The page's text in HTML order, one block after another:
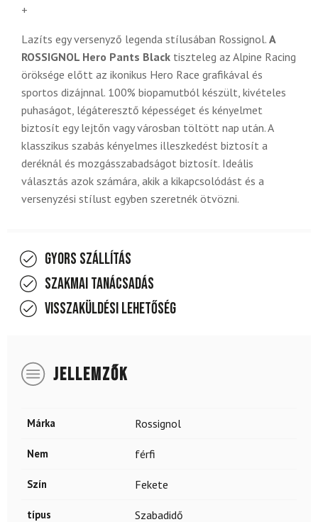
+
Lazíts egy versenyző legenda stílusában Rossignol. A
ROSSIGNOL Hero Pants Black tiszteleg az Alpine Racing
öröksége előtt az ikonikus Hero Race grafikával és
sportos dizájnnal. 100% biopamutból készült, kivételes
puhaságot, légáteresztő képességet és kényelmet
biztosít egy lejtőn vagy városban töltött nap után. A
klasszikus szabás kényelmes illeszkedést biztosít a
deréknál és mozgásszabadságot biztosít. Ideális
választás azok számára, akik a kikapcsolódást és a
versenyzési stílust egyben szeretnék ötvözni.
Gyors szállítás
Szakmai tanácsadás
Visszaküldési lehetőség
JELLEMZŐK
Márka Rossignol
Nem férfi
Szín Fekete
típus Szabadidő